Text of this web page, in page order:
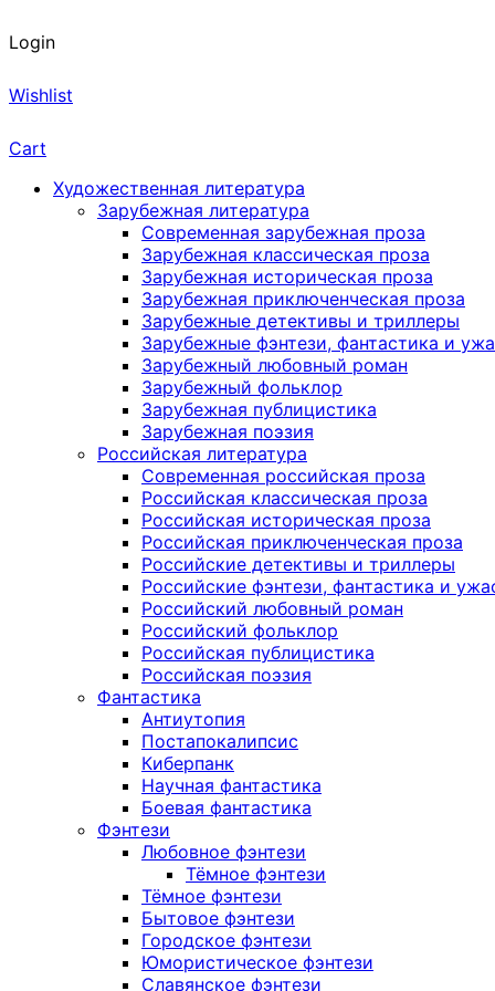
Login
Wishlist
Cart
Художественная литература
Зарубежная литература
Современная зарубежная проза
Зарубежная классическая проза
Зарубежная историческая проза
Зарубежная приключенческая проза
Зарубежные детективы и триллеры
Зарубежные фэнтези, фантастика и
Зарубежный любовный роман
Зарубежный фольклор
Зарубежная публицистика
Зарубежная поэзия
Российская литература
Современная российская проза
Российская классическая проза
Российская историческая проза
Российская приключенческая проза
Российские детективы и триллеры
Российские фэнтези, фантастика и
Российский любовный роман
Российский фольклор
Российская публицистика
Российская поэзия
Фантастика
Антиутопия
Постапокалипсис
Киберпанк
Научная фантастика
Боевая фантастика
Фэнтези
Любовное фэнтези
Тёмное фэнтези
Тёмное фэнтези
Бытовое фэнтези
Городское фэнтези
Юмористическое фэнтези
Славянское фэнтези